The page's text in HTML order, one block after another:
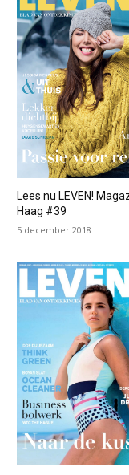
Lees nu LEVEN!
Haag #39
5 december 2018